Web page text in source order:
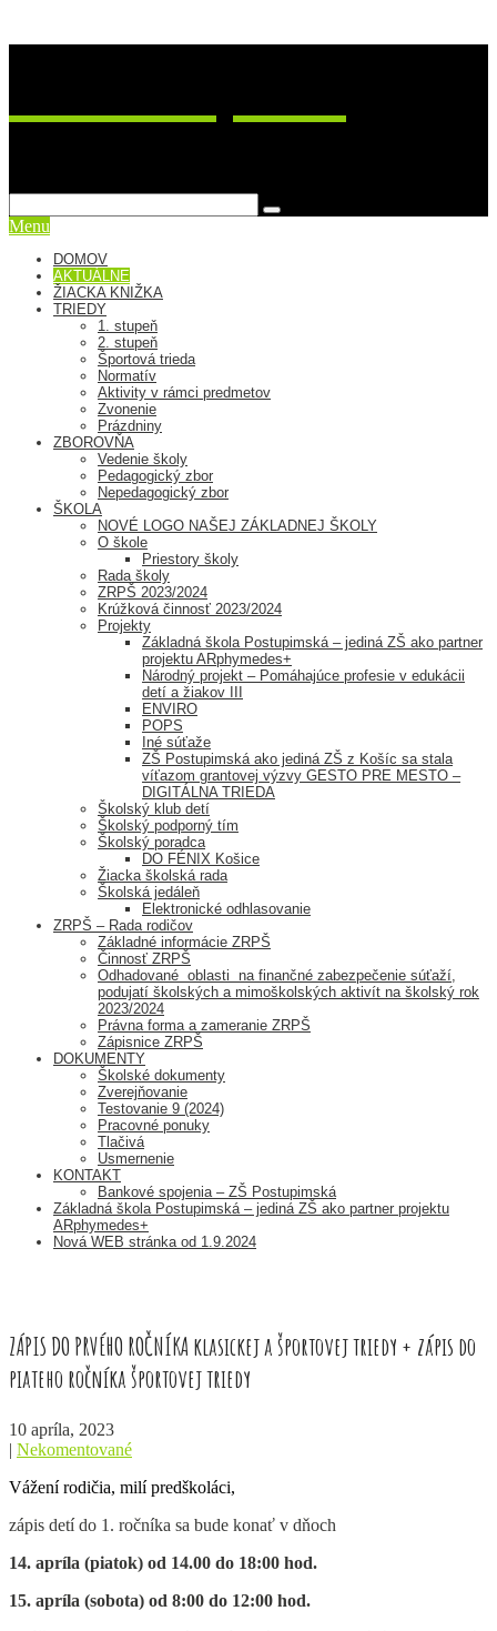
Menu
DOMOV
AKTUÁLNE
ŽIACKA KNIŽKA
TRIEDY
1. stupeň
2. stupeň
Športová trieda
Normatív
Aktivity v rámci predmetov
Zvonenie
Prázdniny
ZBOROVŇA
Vedenie školy
Pedagogický zbor
Nepedagogický zbor
ŠKOLA
NOVÉ LOGO NAŠEJ ZÁKLADNEJ ŠKOLY
O škole
Priestory školy
Rada školy
ZRPŠ 2023/2024
Krúžková činnosť 2023/2024
Projekty
Základná škola Postupimská – jediná ZŠ ako partner
projektu ARphymedes+
Národný projekt – Pomáhajúce profesie v edukácii
detí a žiakov III
ENVIRO
POPS
Iné súťaže
ZŠ Postupimská ako jediná ZŠ z Košíc sa stala
víťazom grantovej výzvy GESTO PRE MESTO –
DIGITÁLNA TRIEDA
Školský klub detí
Školský podporný tím
Školský poradca
DO FÉNIX Košice
Žiacka školská rada
Školská jedáleň
Elektronické odhlasovanie
ZRPŠ – Rada rodičov
Základné informácie ZRPŠ
Činnosť ZRPŠ
Odhadované oblasti na finančné zabezpečenie súťaží,
podujatí školských a mimoškolských aktivít na školský rok
2023/2024
Právna forma a zameranie ZRPŠ
Zápisnice ZRPŠ
DOKUMENTY
Školské dokumenty
Zverejňovanie
Testovanie 9 (2024)
Pracovné ponuky
Tlačivá
Usmernenie
KONTAKT
Bankové spojenia – ZŠ Postupimská
Základná škola Postupimská – jediná ZŠ ako partner projektu
ARphymedes+
Nová WEB stránka od 1.9.2024
ZÁPIS DO PRVÉHO ROČNÍKA klasickej a športovej triedy + zápis do
piateho ročníka športovej triedy
10 apríla, 2023
| Nekomentované
Vážení rodičia, milí predškoláci,
zápis detí do 1. ročníka sa bude konať v dňoch
14. apríla (piatok) od 14.00 do 18:00 hod.
15. apríla (sobota) od 8:00 do 12:00 hod.